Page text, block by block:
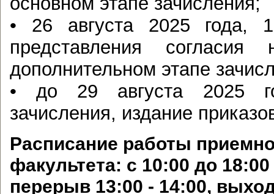
• 26 августа 2025 года,
представления
дополнительном этапе
• до 29 августа 2025
зачисления, издание
Расписание работы
факультета: с 10:00 до
перерыв 13:00 - 14:00,